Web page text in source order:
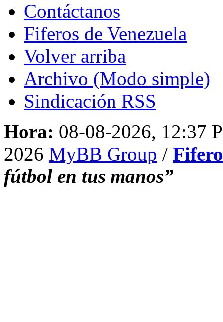
Contáctanos
Fiferos de Venezuela
Volver arriba
Archivo (Modo simple)
Sindicación RSS
Hora: 08-08-2026, 12:37
2026 MyBB Group /
fútbol en tus manos”